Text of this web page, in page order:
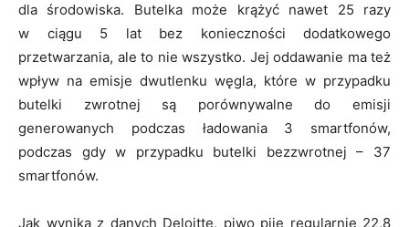
dla środowiska. Butelka może krążyć nawet 25 razy
w ciągu 5 lat bez konieczności dodatkowego
przetwarzania, ale to nie wszystko. Jej oddawanie ma też
wpływ na emisje dwutlenku węgla, które w przypadku
butelki zwrotnej są porównywalne do emisji
generowanych podczas ładowania 3 smartfonów,
podczas gdy w przypadku butelki bezzwrotnej – 37
smartfonów.
Jak wynika z danych Deloitte, piwo pije regularnie 22,8